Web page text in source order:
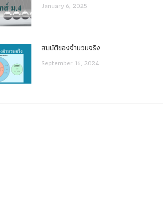
January 6, 2025
สมบัติของจำนวนจริง
September 16, 2024